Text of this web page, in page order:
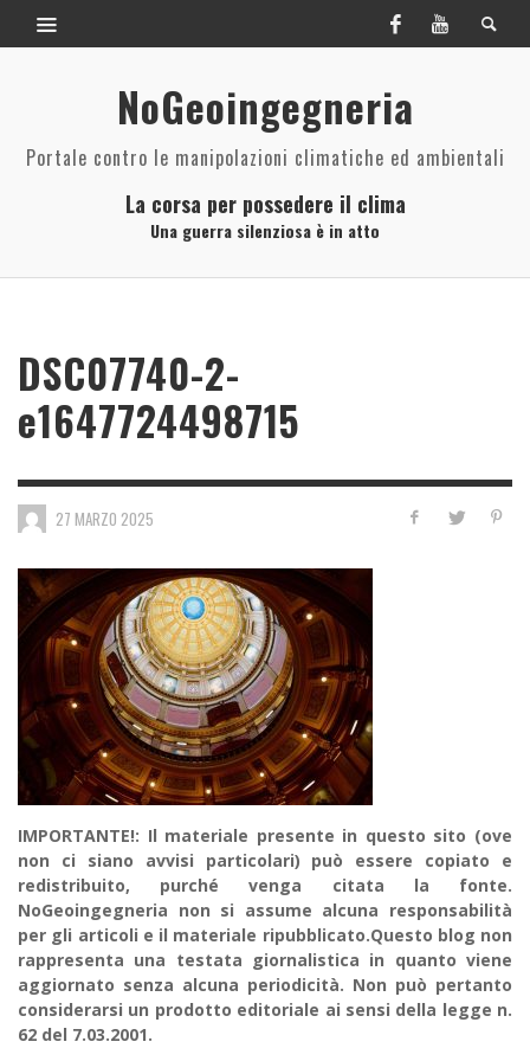
NoGeoingegneria
Portale contro le manipolazioni climatiche ed ambientali
La corsa per possedere il clima
Una guerra silenziosa è in atto
DSC07740-2-
e1647724498715
27 MARZO 2025
IMPORTANTE!: Il materiale presente in questo sito (ove
non ci siano avvisi particolari) può essere copiato e
redistribuito, purché venga citata la fonte.
NoGeoingegneria non si assume alcuna responsabilità
per gli articoli e il materiale ripubblicato.Questo blog non
rappresenta una testata giornalistica in quanto viene
aggiornato senza alcuna periodicità. Non può pertanto
considerarsi un prodotto editoriale ai sensi della legge n.
62 del 7.03.2001.